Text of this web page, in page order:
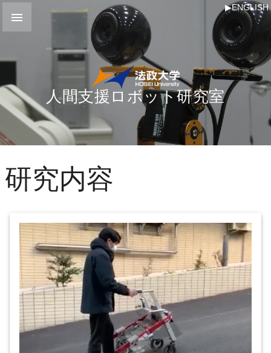

▶ENGLISH
人間支援ロボット研究室
研究内容